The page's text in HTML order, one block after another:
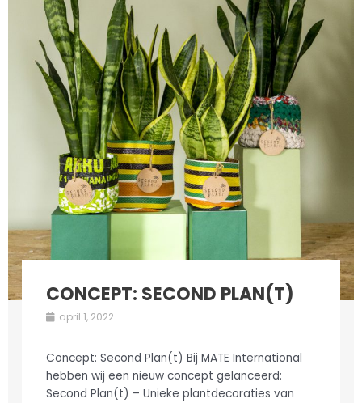
CONCEPT: SECOND PLAN(T)
april 1, 2022
Concept: Second Plan(t) Bij MATE International
hebben wij een nieuw concept gelanceerd:
Second Plan(t) – Unieke plantdecoraties van